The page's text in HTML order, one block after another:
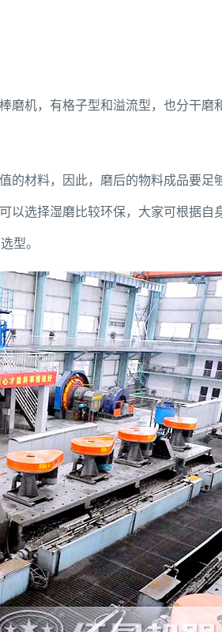
磨机，有格子型和溢流型，也分干磨
材料，因此，磨后的物料成品要足
以选择湿磨比较环保，大家可根据自
型。